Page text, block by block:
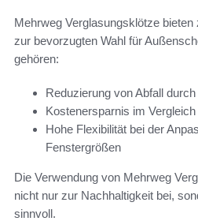
Mehrweg Verglasungsklötze
zur bevorzugten Wahl für
gehören:
Reduzierung von Abfall
Kostenersparnis im
Hohe Flexibilität bei der
Fenstergrößen
Die Verwendung von Mehrweg
nicht nur zur Nachhaltigkeit bei,
sinnvoll.